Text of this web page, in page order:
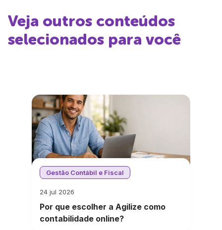
Veja outros conteúdos
selecionados para você
Gestão Contábil e Fiscal
24 jul 2026
Por que escolher a Agilize como
contabilidade online?